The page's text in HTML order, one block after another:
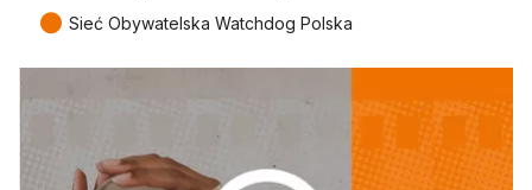
● Sieć Obywatelska Watchdog Polska